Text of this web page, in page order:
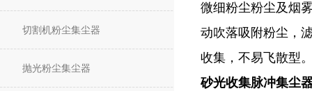
切割机粉尘集尘器
抛光粉尘集尘器
微细粉尘粉尘及烟
动吹落吸附粉尘，
收集，不易飞散型
砂光收集脉冲集尘